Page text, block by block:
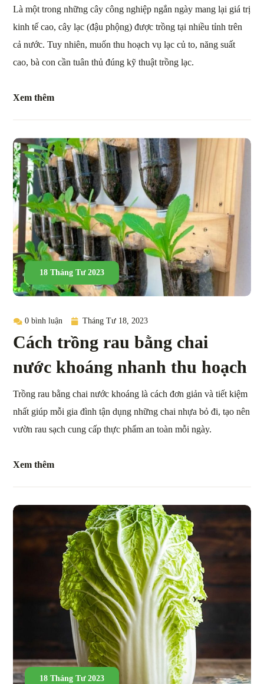
Là một trong những cây công nghiệp ngắn ngày mang lại giá trị
kinh tế cao, cây lạc (đậu phộng) được trồng tại nhiều tỉnh trên
cả nước. Tuy nhiên, muốn thu hoạch vụ lạc củ to, năng suất
cao, bà con cần tuân thủ đúng kỹ thuật trồng lạc.
Xem thêm
18 Tháng Tư 2023
0 bình luận Tháng Tư 18, 2023
Cách trồng rau bằng chai
nước khoáng nhanh thu hoạch
Trồng rau bằng chai nước khoáng là cách đơn giản và tiết kiệm
nhất giúp mỗi gia đình tận dụng những chai nhựa bỏ đi, tạo nên
vườn rau sạch cung cấp thực phẩm an toàn mỗi ngày.
Xem thêm
18 Tháng Tư 2023